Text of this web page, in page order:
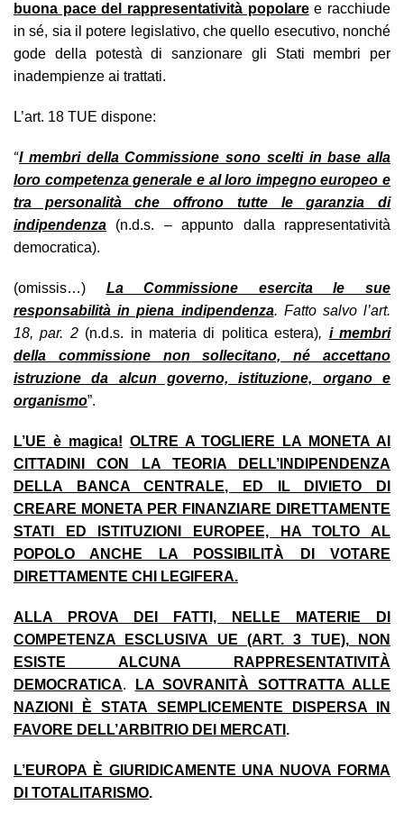
buona pace del rappresentatività popolaree racchiude
in sé, sia il potere legislativo, che quello esecutivo, nonché
gode della potestà di sanzionare gli Stati membri per
inadempienze ai trattati.
L’art. 18 TUE dispone:
“I membri della Commissione sono scelti in base alla
loro competenza generale e al loro impegno europeo e
tra personalità che offrono tutte le garanzia di
indipendenza (n.d.s. – appunto dalla rappresentatività
democratica).
(omissis…)
La Commissione esercita le sue
responsabilità in piena indipendenza. Fatto salvo l’art.
18, par. 2 (n.d.s. in materia di politica estera), i membri
della commissione non sollecitano, né accettano
istruzione da alcun governo, istituzione, organo e
organismo”.
L’UE è magica! OLTRE A TOGLIERE LA MONETA AI
CITTADINI CON LA TEORIA DELL’INDIPENDENZA
DELLA BANCA CENTRALE, ED IL DIVIETO DI
CREARE MONETA PER FINANZIARE DIRETTAMENTE
STATI ED ISTITUZIONI EUROPEE, HA TOLTO AL
POPOLO ANCHE LA POSSIBILITÀ DI VOTARE
DIRETTAMENTE CHI LEGIFERA.
ALLA PROVA DEI FATTI, NELLE MATERIE DI
COMPETENZA ESCLUSIVA UE (ART. 3 TUE), NON
ESISTE ALCUNA RAPPRESENTATIVITÀ
DEMOCRATICA.
LA SOVRANITÀ SOTTRATTA ALLE
NAZIONI È STATA SEMPLICEMENTE DISPERSA IN
FAVORE DELL’ARBITRIO DEI MERCATI .
L’EUROPA È GIURIDICAMENTE UNA NUOVA FORMA
DI TOTALITARISMO.